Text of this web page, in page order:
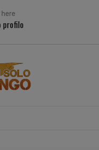
here
profilo